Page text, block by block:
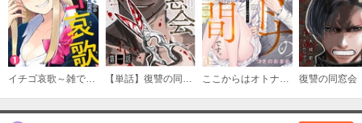
(11)
必要ポイント：150
購入する